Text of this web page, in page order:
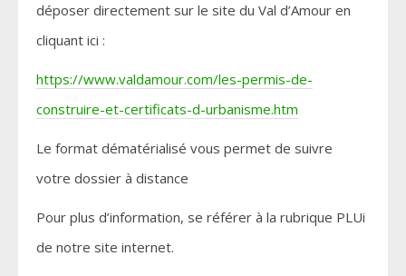
déposer directement sur le site du Val d’Amour en
cliquant ici :
https://www.valdamour.com/les-permis-de-
construire-et-certificats-d-urbanisme.htm
Le format dématérialisé vous permet de suivre
votre dossier à distance
Pour plus d’information, se référer à la rubrique PLUi
de notre site internet.